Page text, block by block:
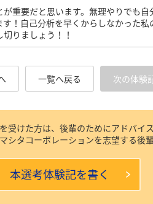
重要だと思います。無理やりでも
す！自己分析を早くからしなかった
りましょう！！
一覧へ戻る 次の体験
受けた方は、後輩のためにアドバイ
シタコーポレーションを志望する後
本選考体験記を書く